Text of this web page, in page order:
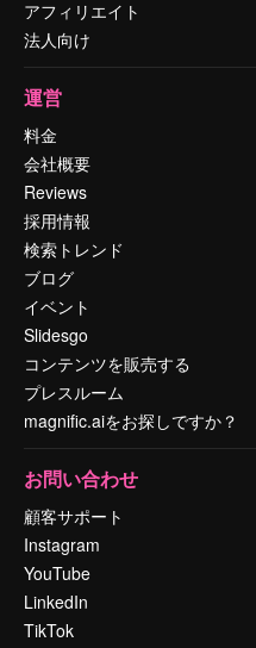
アフィリエイト
法人向け
運営
料金
会社概要
Reviews
採用情報
検索トレンド
ブログ
イベント
Slidesgo
コンテンツを販売する
プレスルーム
magnific.aiをお探しですか？
お問い合わせ
顧客サポート
Instagram
YouTube
LinkedIn
TikTok